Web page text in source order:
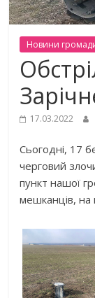
Новини
17.03.2022
Сьогодні, 17
черговий
пункт нашої
мешканців,